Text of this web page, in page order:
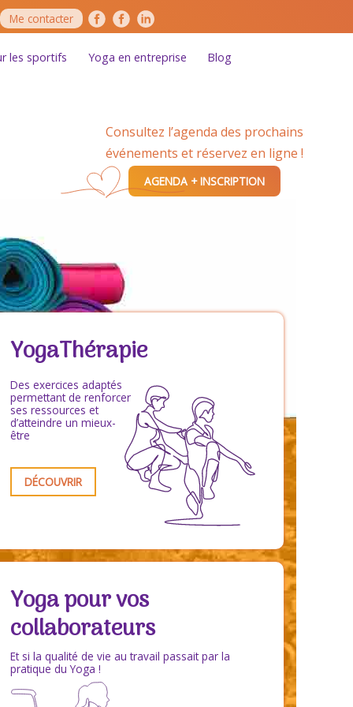
Me contacter
les sportifs Yoga en entreprise Blog
Consultez l’agenda des prochains
événements et réservez en ligne !
AGENDA + INSCRIPTION
YogaThérapie
Des exercices adaptés
permettant de renforcer
ses ressources et
d’atteindre un mieux-
être
DÉCOUVRIR
Yoga pour vos
collaborateurs
Et si la qualité de vie au travail passait par la
pratique du Yoga !